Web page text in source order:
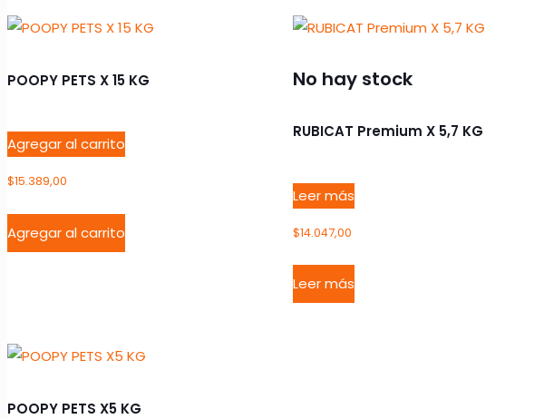
POOPY PETS X 15 KG
Agregar al carrito
$15.389,00
Agregar al carrito
No hay stock
RUBICAT Premium X 5,7 KG
Leer más
$14.047,00
Leer más
POOPY PETS X5 KG